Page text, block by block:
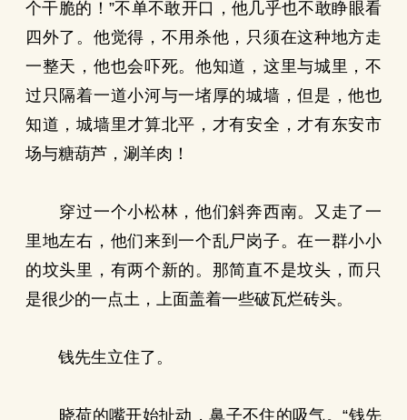
个干脆的！”不单不敢开口，他几乎也不敢睁眼看
四外了。他觉得，不用杀他，只须在这种地方走
一整天，他也会吓死。他知道，这里与城里，不
过只隔着一道小河与一堵厚的城墙，但是，他也
知道，城墙里才算北平，才有安全，才有东安市
场与糖葫芦，涮羊肉！
穿过一个小松林，他们斜奔西南。又走了一
里地左右，他们来到一个乱尸岗子。在一群小小
的坟头里，有两个新的。那简直不是坟头，而只
是很少的一点土，上面盖着一些破瓦烂砖头。
钱先生立住了。
晓荷的嘴开始扯动，鼻子不住的吸气。“钱先